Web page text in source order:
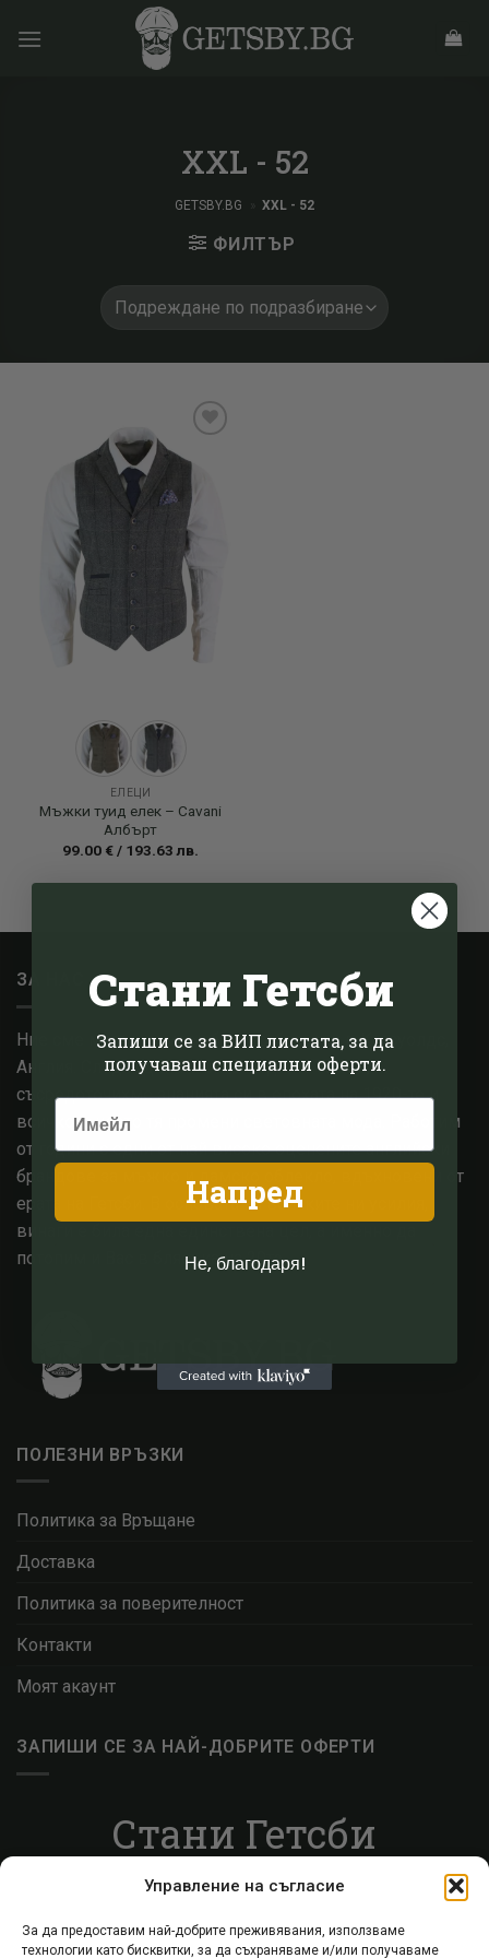
Управление на съгласие
За да предоставим най-добрите преживявания, използваме
технологии като бисквитки, за да съхраняваме и/или получаваме
XXL - 52
GETSBY.BG XXL - 52
ФИЛТЪР
wishlist
ЕЛЕЦИ
Мъжки туид елек – Cavani
Албърт
99.00 € / 193.63 лв.
ЗА НАС
Ние сме малък семеен бизнес, базиран в Котсуолдс,
Англия. След години опит в модната сфера,
съсредоточихме знанията си в епохата на 1920-те и
всичко, с което тя промени световната мода. Работим
от години с едни от най високо оценените английски
брандове за мъжко и дамско облекло, вдъхновени от
ерата на Гетсби. В основата на всичките ни усилия,
винаги е била една единствена цел, а именно да
потопим и Вас в блясъка на 20те.
ПОЛЕЗНИ ВРЪЗКИ
Политика за Връщане
Доставка
Политика за поверителност
Контакти
Моят акаунт
ЗАПИШИ СЕ ЗА НАЙ-ДОБРИТЕ ОФЕРТИ
Стани Гетсби
Запиши се за ВИП листата, за да получаваш
Стани Гетсби
Запиши се за ВИП листата, за да
получаваш специални оферти.
Напред
Не, благодаря!